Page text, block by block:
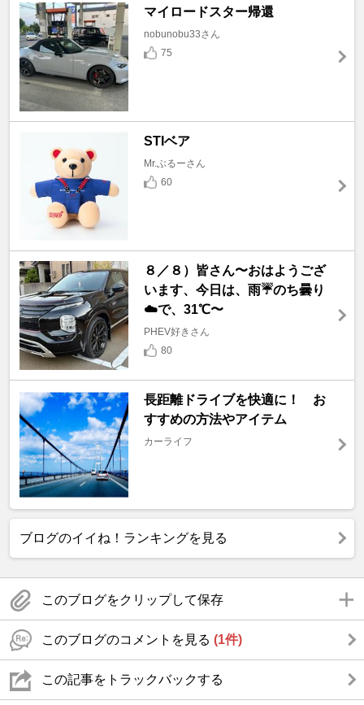
マイロードスター帰還
nobunobu33さん
75
STIベア
Mr.ぶるーさん
60
８／８）皆さん〜おはようござ
います、今日は、雨☔️のち曇り
☁️で、31℃〜
PHEV好きさん
80
長距離ドライブを快適に！ お
すすめの方法やアイテム
カーライフ
ブログのイイね！ランキングを見る
このブログをクリップして保存
このブログのコメントを見る (1件)
この記事をトラックバックする